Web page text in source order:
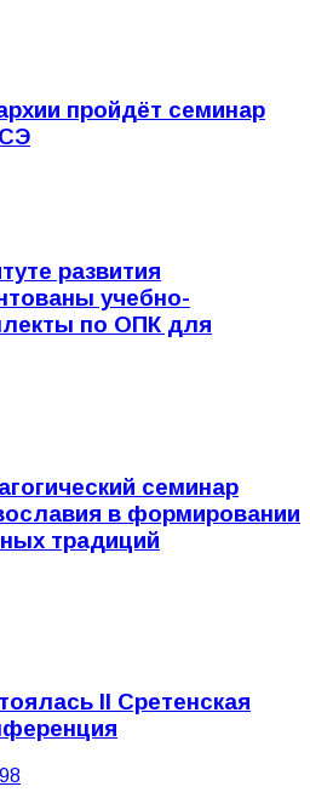
пройдёт семинар
развития
учебно-
по ОПК для
семинар
в формировании
традиций
II Сретенская